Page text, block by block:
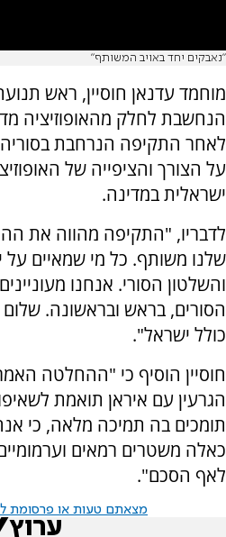
"נאבקים יחד באויב המשותף"
מוחמד עדנאן חוסיין, ראש
הנחשבת לחלק מהאופוזיציה
על הצורך והציפייה של
ישראלית במדינה.
לדבריו, "התקיפה מהווה את
שלנו משותף. כל מי שמאיים על
והשלטון הסורי. אנחנו
הסורים, בראש ובראשונה. שלום
כולל ישראל".
חוסיין הוסיף כי "ההחלטה
הגרעין עם איראן תואמת
תומכים בה תמיכה מלאה, כי
כאלה משטרים רמאים
לאף הסכם".
מצאתם טעות או פרסומת לא